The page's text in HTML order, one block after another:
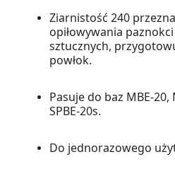
Ziarnistość 240
opiłowywania
sztucznych,
powłok.
Pasuje do baz MBE-20,
SPBE-20s.
Do jednorazowego